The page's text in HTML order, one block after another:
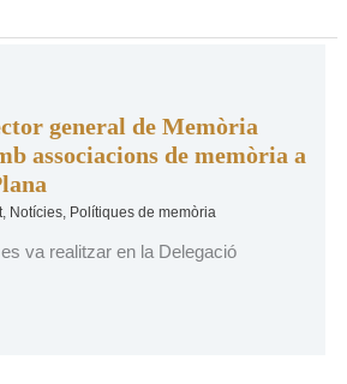
general de Memòria
associacions de memòria a
, Notícies, Polítiques de memòria
va realitzar en la Delegació